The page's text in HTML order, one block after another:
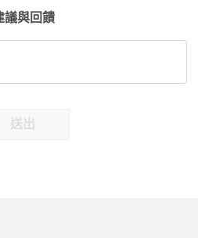
議與回饋
送出